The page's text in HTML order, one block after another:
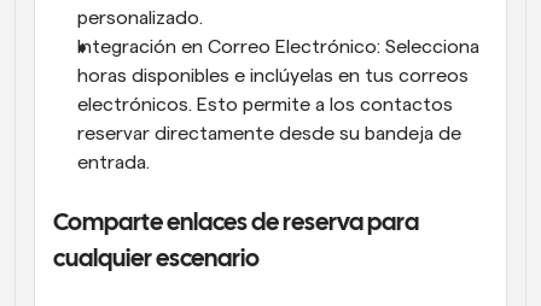
personalizado.
Integración en Correo Electrónico: Selecciona
horas disponibles e inclúyelas en tus correos
electrónicos. Esto permite a los contactos
reservar directamente desde su bandeja de
entrada.
Comparte enlaces de reserva para
cualquier escenario